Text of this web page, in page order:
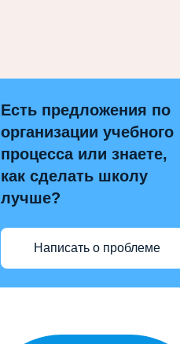
Есть предложения по
организации учебного
процесса или знаете,
как сделать школу
лучше?
Написать о проблеме